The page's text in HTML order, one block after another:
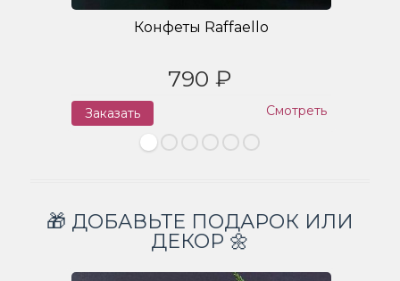
Конфеты Raffaello
790 ₽
Заказать Смотреть
🎁 ДОБАВЬТЕ ПОДАРОК ИЛИ
ДЕКОР 🌼